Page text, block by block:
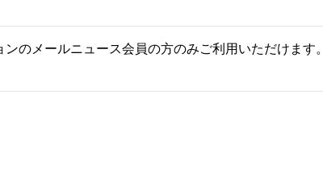
のメールニュース会員の方のみご利用いただけます。